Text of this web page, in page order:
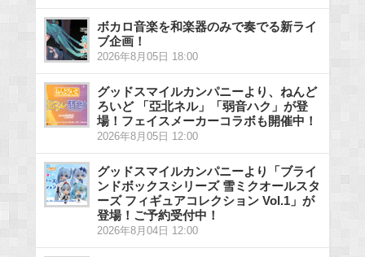
ボカロ音楽を和楽器のみで奏でる新ライ
ブ企画！
2026年8月05日 18:00
グッドスマイルカンパニーより、ねんど
ろいど 「亞北ネル」「弱音ハク」が登
場！フェイスメーカーコラボも開催中！
2026年8月05日 12:00
グッドスマイルカンパニーより「ブライ
ンドボックスシリーズ 雪ミクオールスタ
ーズ フィギュアコレクション Vol.1」が
登場！ご予約受付中！
2026年8月04日 12:00